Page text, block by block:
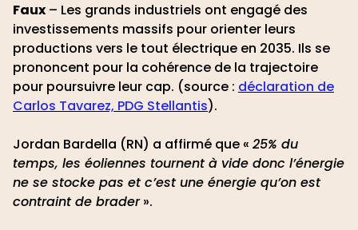
Faux – Les grands industriels ont engagé des
investissements massifs pour orienter leurs
productions vers le tout électrique en 2035. Ils se
prononcent pour la cohérence de la trajectoire
pour poursuivre leur cap. (source : déclaration de
Carlos Tavarez, PDG Stellantis).
Jordan Bardella (RN) a affirmé que « 25% du
temps, les éoliennes tournent à vide donc l’énergie
ne se stocke pas et c’est une énergie qu’on est
contraint de brader».